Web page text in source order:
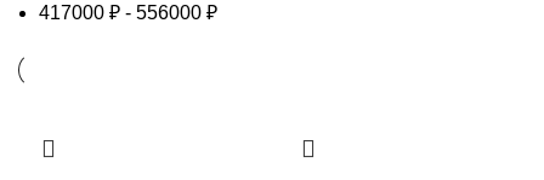
417000 ₽ - 556000 ₽